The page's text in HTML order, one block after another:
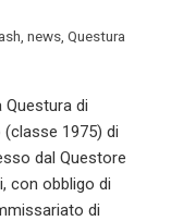
news Questura
Questura di
1975) di
dal Questore
con obbligo di
di